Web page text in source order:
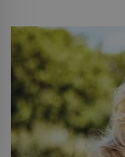
můžete obohatit
větší harmonii a